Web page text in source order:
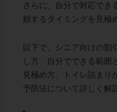
さらに、自分で対応でき
頼するタイミングを見極
以下で、シニア向けの割
し方、自分でできる範囲
見極め方、トイレ詰まり
予防法について詳しく解